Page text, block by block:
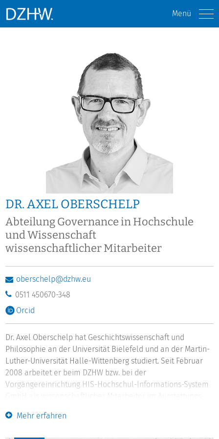
Menü
DR. AXEL OBERSCHELP
Abteilung Governance in Hochschule
und Wissenschaft
wissenschaftlicher Mitarbeiter
oberschelp@dzhw.eu
0511 450670-348
Orcid
Dr. Axel Oberschelp hat Geschichtswissenschaft und
Philosophie an der Universität Bielefeld und an der Martin-
Luther-Universität Halle-Wittenberg studiert. Seit Februar
2008 arbeitet er beim DZHW bzw. bei der
Vorgängereinrichtung HIS-Hochschul-Informations-System
GmbH als wissenschaftlicher Mitarbeiter im Ausstattungs-,
Universitätsbenchmarking sowie in weiteren Projekten mit
Mehr erfahren